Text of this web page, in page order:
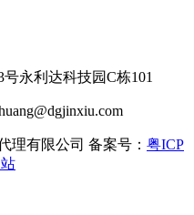
永利达科技园C栋101
理有限公司 备案号： 粤ICP